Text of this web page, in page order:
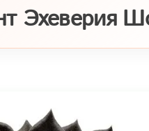
Эхеверия